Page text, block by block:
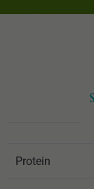
Protein